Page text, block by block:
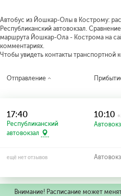
Автобус из Йошкар-Олы в Кострому:
Республиканский автовокзал.
маршрута Йошкар-Ола - Кострома на
комментариях.
Чтобы увидеть контакты
Отправление
17:40
Республиканский
автовокзал
10:10
ещё нет отзывов
Внимание! Расписание может